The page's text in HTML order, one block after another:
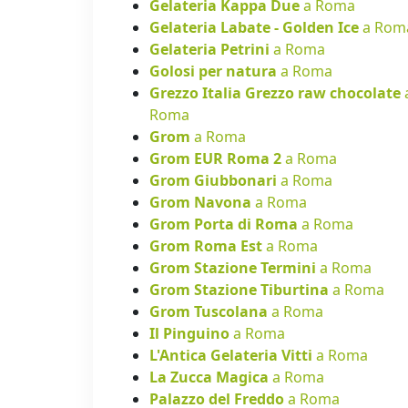
Gelateria Kappa Duea Roma
Gelateria Labate - Golden Icea
Gelateria Petrini a Roma
Golosi per natura a Roma
Grezzo Italia Grezzo raw chocolate
Roma
Grom a Roma
Grom EUR Roma 2a Roma
Grom Giubbonari a Roma
Grom Navona a Roma
Grom Porta di Roma a Roma
Grom Roma Esta Roma
Grom Stazione Termini a Roma
Grom Stazione Tiburtina a Roma
Grom Tuscolana a Roma
Il Pinguinoa Roma
L'Antica Gelateria Vitti a Roma
La Zucca Magica a Roma
Palazzo del Freddoa Roma